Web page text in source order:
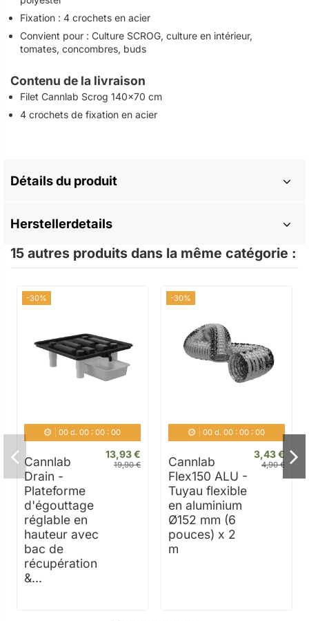
Fixation : 4 crochets en acier
Convient pour : Culture SCROG, culture en intérieur,
tomates, concombres, buds
Contenu de la livraison
Filet Cannlab Scrog 140x70 cm
4 crochets de fixation en acier
Détails du produit
Herstellerdetails
15 autres produits dans la même catégorie :
-30%
00d. 00: 00: 00
Cannlab
Drain -
Plateforme
d'égouttage
réglable en
hauteur avec
bac de
récupération
&...
13,93 €
19,90 €
-30%
00d. 00: 00: 00
Cannlab
Flex150 ALU -
Tuyau flexible
en aluminium
Ø152 mm (6
pouces) x 2
m
3,43 €
4,90 €